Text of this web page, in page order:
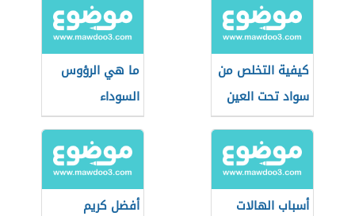
كيفية التخلص من
سواد تحت العين
ما هي الرؤوس
السوداء
أسباب الهالات
أفضل كريم